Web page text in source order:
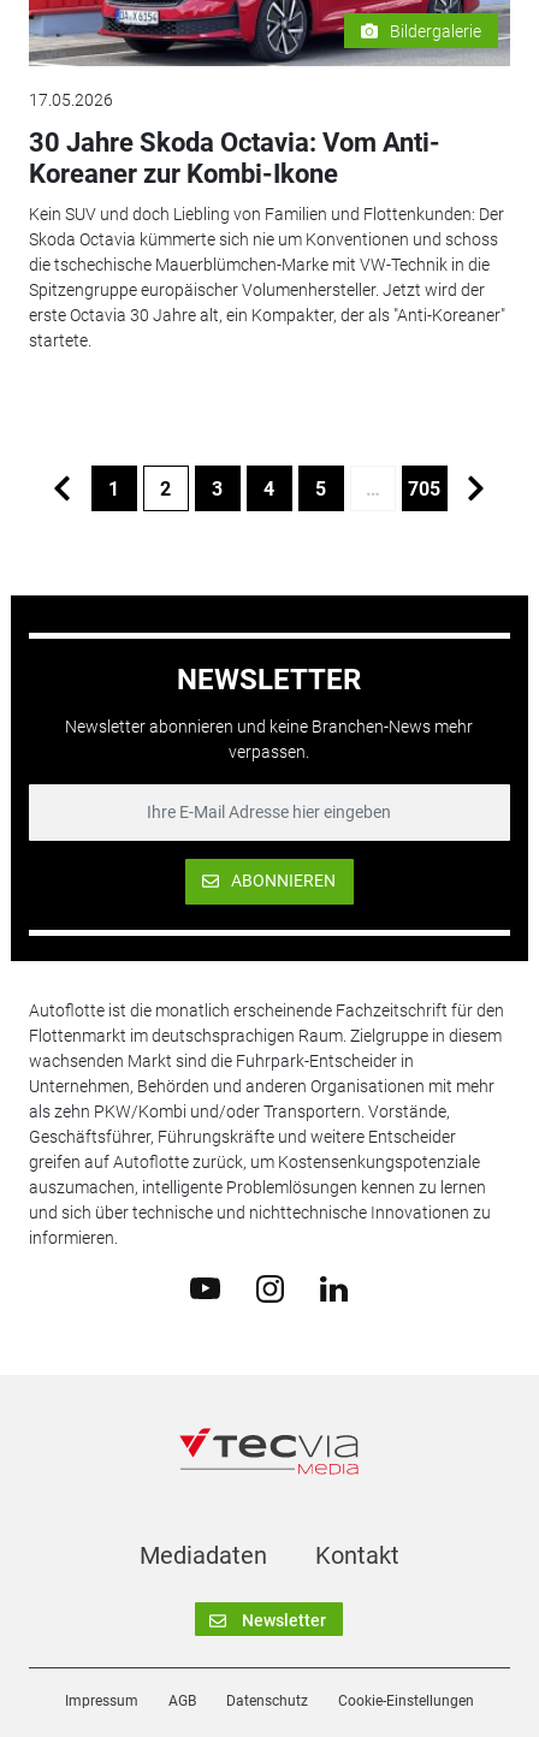
Bildergalerie
17.05.2026
30 Jahre Skoda Octavia: Vom Anti-
Koreaner zur Kombi-Ikone
Kein SUV und doch Liebling von Familien und Flottenkunden: Der
Skoda Octavia kümmerte sich nie um Konventionen und schoss
die tschechische Mauerblümchen-Marke mit VW-Technik in die
Spitzengruppe europäischer Volumenhersteller. Jetzt wird der
erste Octavia 30 Jahre alt, ein Kompakter, der als "Anti-Koreaner"
startete.
1 2 3 4 5 … 705
NEWSLETTER
Newsletter abonnieren und keine Branchen-News mehr
verpassen.
ABONNIEREN
Autoflotte ist die monatlich erscheinende Fachzeitschrift für den
Flottenmarkt im deutschsprachigen Raum. Zielgruppe in diesem
wachsenden Markt sind die Fuhrpark-Entscheider in
Unternehmen, Behörden und anderen Organisationen mit mehr
als zehn PKW/Kombi und/oder Transportern. Vorstände,
Geschäftsführer, Führungskräfte und weitere Entscheider
greifen auf Autoflotte zurück, um Kostensenkungspotenziale
auszumachen, intelligente Problemlösungen kennen zu lernen
und sich über technische und nichttechnische Innovationen zu
informieren.
Mediadaten Kontakt
Newsletter
Impressum AGB Datenschutz Cookie-Einstellungen